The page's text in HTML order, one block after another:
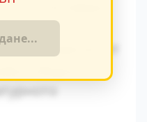
атмосфера
от
общите